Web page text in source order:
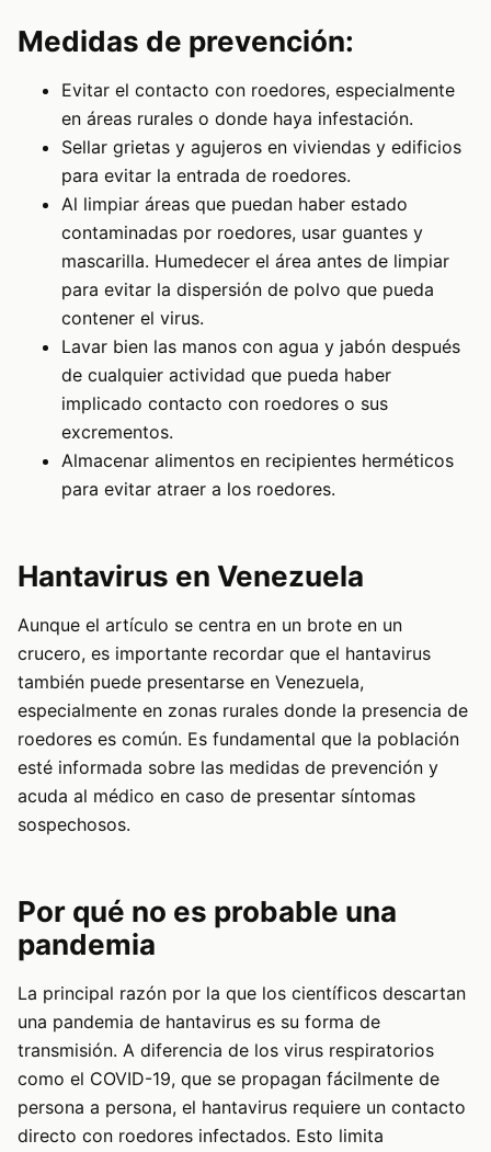
Medidas de prevención:
Evitar el contacto con roedores, especialmente
en áreas rurales o donde haya infestación.
Sellar grietas y agujeros en viviendas y edificios
para evitar la entrada de roedores.
Al limpiar áreas que puedan haber estado
contaminadas por roedores, usar guantes y
mascarilla. Humedecer el área antes de limpiar
para evitar la dispersión de polvo que pueda
contener el virus.
Lavar bien las manos con agua y jabón después
de cualquier actividad que pueda haber
implicado contacto con roedores o sus
excrementos.
Almacenar alimentos en recipientes herméticos
para evitar atraer a los roedores.
Hantavirus en Venezuela
Aunque el artículo se centra en un brote en un
crucero, es importante recordar que el hantavirus
también puede presentarse en Venezuela,
especialmente en zonas rurales donde la presencia de
roedores es común. Es fundamental que la población
esté informada sobre las medidas de prevención y
acuda al médico en caso de presentar síntomas
sospechosos.
Por qué no es probable una
pandemia
La principal razón por la que los científicos descartan
una pandemia de hantavirus es su forma de
transmisión. A diferencia de los virus respiratorios
como el COVID-19, que se propagan fácilmente de
persona a persona, el hantavirus requiere un contacto
directo con roedores infectados. Esto limita